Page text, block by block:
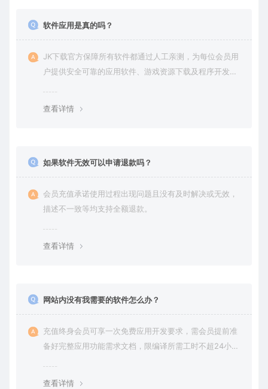
软件应用是真的吗？
JK下载官方保障所有软件都通过人工亲测，为每位会员用
户提供安全可靠的应用软件、游戏资源下载及程序开发服
查看详情
如果软件无效可以申请退款吗？
会员充值承诺使用过程出现问题且没有及时解决或无效，
描述不一致等均支持全额退款。
查看详情
网站内没有我需要的软件怎么办？
充值终身会员可享一次免费应用开发要求，需会员提前准
备好完整应用功能需求文档，限编译所需工时不超24小
查看详情